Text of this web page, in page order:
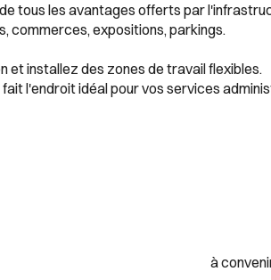
tous les avantages offerts par
commerces, expositions, parkings.
et installez des zones de travail flexibles.
l'endroit idéal pour vos services
à